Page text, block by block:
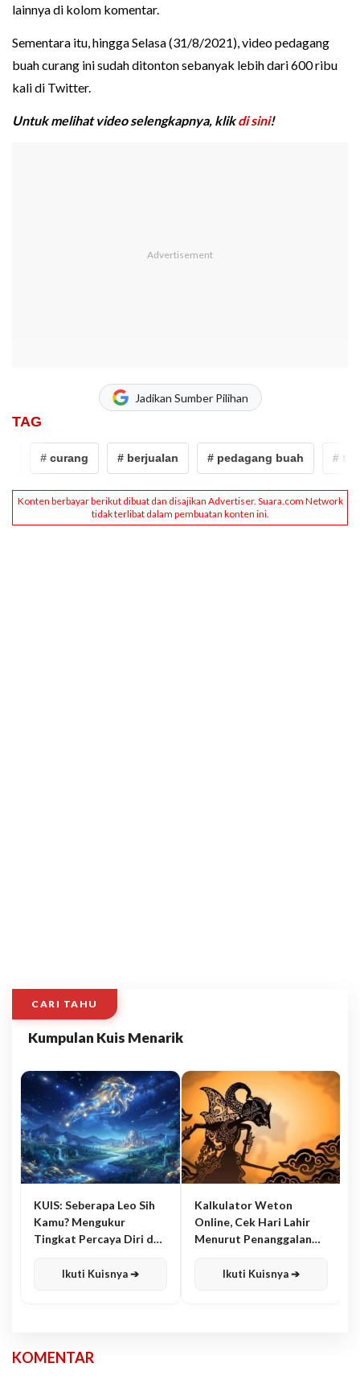
lainnya di kolom komentar.
Sementara itu, hingga Selasa (31/8/2021), video pedagang
buah curang ini sudah ditonton sebanyak lebih dari 600 ribu
kali di Twitter.
Untuk melihat video selengkapnya, klikdi sini!
Jadikan Sumber Pilihan
TAG
# curang # berjualan # pedagang buah #
CARI TAHU
Kumpulan Kuis Menarik
KUIS: Seberapa Leo Sih
Kamu? Mengukur
Tingkat Percaya Diri dan
Ikuti Kuisnya ➔
Kalkulator Weton
Online, Cek Hari Lahir
Menurut Penanggalan
Ikuti Kuisnya ➔
KOMENTAR